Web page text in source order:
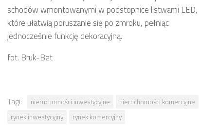
schodów wmontowanymi w podstopnice listwami LED,
które ułatwią poruszanie się po zmroku, pełniąc
jednocześnie funkcję dekoracyjną.
fot. Bruk-Bet
Tagi: nieruchomości inwestycyjne
nieruchomości komercyjne
rynek inwestycyjny
rynek komercyjny